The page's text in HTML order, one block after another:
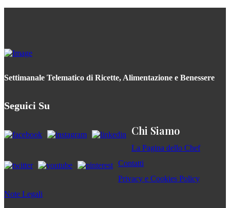
Settimanale Telematico di Ricette, Alimentazione e Benessere
Seguici Su
Chi Siamo
La Pagina dello Chef
Contatti
Privacy e Cookies Policy
Note Legali